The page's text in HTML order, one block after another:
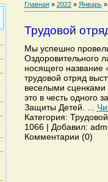
Главная» 2022 » Январь »
Трудовой
Мы успешно
Оздоровительного
носящего
трудовой отряд
веселыми сценками
это в честь одного
Защиты Детей. ...
Категория:
1066 | Добавил:
Комментарии (0)